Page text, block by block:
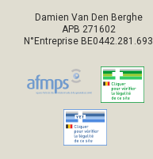
Damien Van Den Berghe
APB 271602
N°Entreprise BE0442.281.693